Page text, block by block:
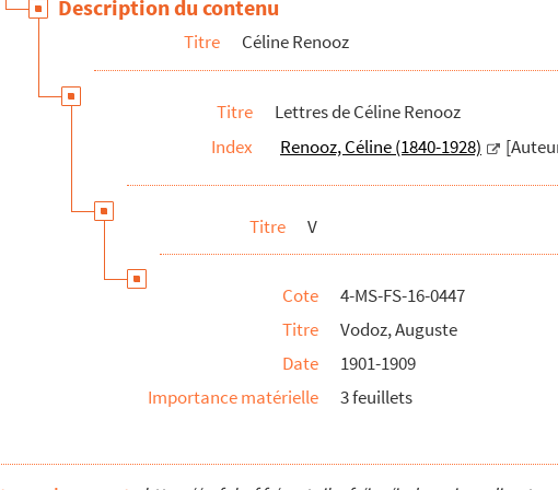
par un prénom
et reçues entre 1880 et 1892
Description du contenu
Titre Céline Renooz
Titre
Lettres de Céline Renooz
Index
Renooz, Céline (1840-1928)
Titre V
Cote
4-MS-FS-16-0447
Titre
Vodoz, Auguste
Date
1901-1909
Importance matérielle
3 feuillets